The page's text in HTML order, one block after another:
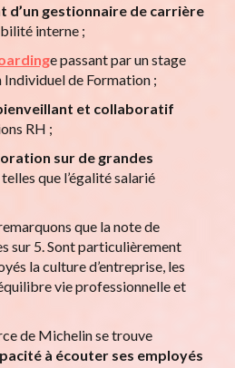
d’un gestionnaire de carrière
interne ;
e passant par un stage
Individuel de Formation ;
et collaboratif
RH ;
sur de grandes
que l’égalité salarié
que la note de
sur 5. Sont particulièrement
la culture d’entreprise, les
vie professionnelle et
de Michelin se trouve
à écouter ses employés